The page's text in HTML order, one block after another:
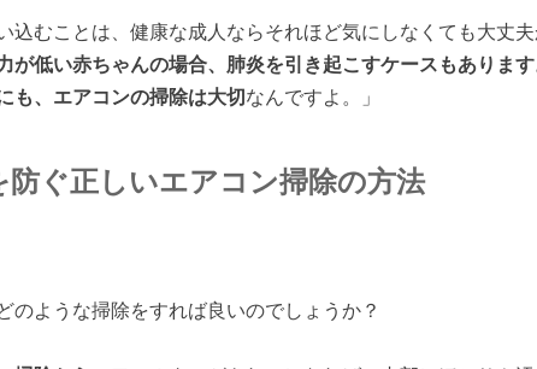
込むことは、健康な成人ならそれほど気にしなくても大丈
が低い赤ちゃんの場合、肺炎を引き起こすケースもありま
も、エアコンの掃除は大切 なんですよ。」
防ぐ正しいエアコン掃除の方法
のような掃除をすれば良いのでしょうか？